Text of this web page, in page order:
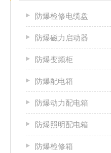
防爆检修电缆盘
防爆磁力启动器
防爆变频柜
防爆配电箱
防爆动力配电箱
防爆照明配电箱
防爆检修箱